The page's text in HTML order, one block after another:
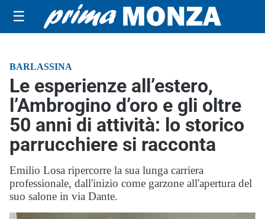
☰
BARLASSINA
Le esperienze all’estero,
l’Ambrogino d’oro e gli oltre
50 anni di attività: lo storico
parrucchiere si racconta
Emilio Losa ripercorre la sua lunga carriera
professionale, dall'inizio come garzone all'apertura del
suo salone in via Dante.